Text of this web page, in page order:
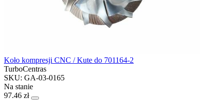
Koło kompresji CNC / Kute do 701164-2
TurboCentras
SKU: GA-03-0165
Na stanie
97.46 zł